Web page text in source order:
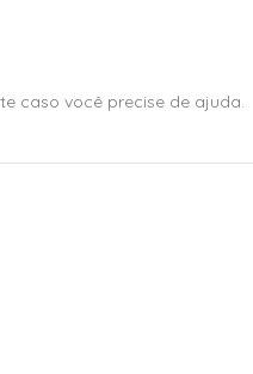
caso você precise de ajuda.